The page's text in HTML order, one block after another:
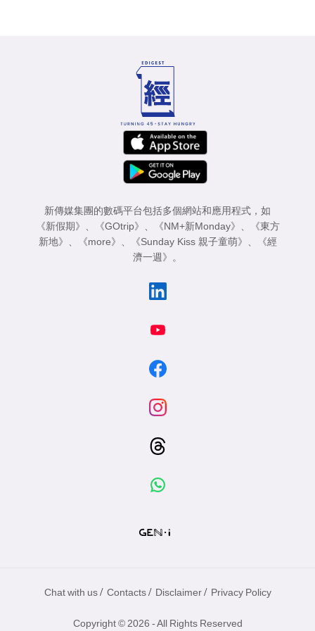
新傳媒集團的數碼平台包括多個網站和應用程式，如
《新假期》
《GOtrip》 《NM+新Monday》
《東方
新地》
《more》 《Sunday Kiss 親子童萌》
《經
濟一週》
。
Chat with us / Contacts / Disclaimer / Privacy Policy
Copyright © 2026 - All Rights Reserved